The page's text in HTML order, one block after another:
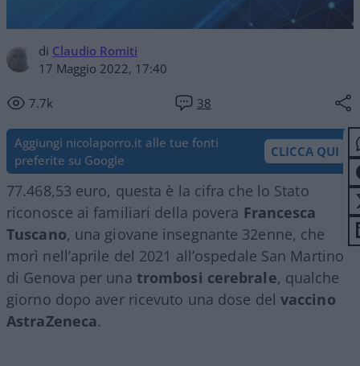
di Claudio Romiti
17 Maggio 2022, 17:40
7.7k 38
Aggiungi nicolaporro.it alle tue fonti
preferite su Google
CLICCA QUI
77.468,53 euro, questa è la cifra che lo Stato
riconosce ai familiari della povera Francesca
Tuscano, una giovane insegnante 32enne, che
morì nell’aprile del 2021 all’ospedale San Martino
di Genova per una trombosi cerebrale, qualche
giorno dopo aver ricevuto una dose del vaccino
AstraZeneca.